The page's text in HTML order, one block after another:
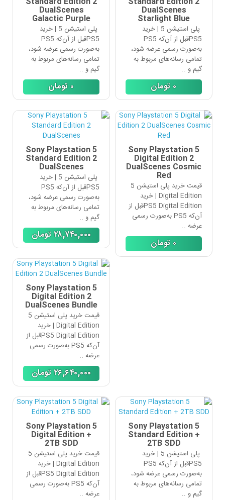
DualScenes
Starlight Blue
پلی استیشن 5 | خرید
PS5قبل از آن‌که PS5
به‌صورت رسمی عرضه شود،
تمامی رسانه‌های مربوط به
گیم و ..
تومان
DualScenes
Galactic Purple
پلی استیشن 5 | خرید
PS5قبل از آن‌که PS5
به‌صورت رسمی عرضه شود،
تمامی رسانه‌های مربوط به
گیم و ..
تومان
Sony Playstation 5
Digital Edition 2
DualScenes Cosmic
Red
قیمت خرید پلی استیشن 5
Digital Edition | خرید
PS5 Digital Editionقبل از
آن‌که PS5 به‌صورت رسمی
عرضه ..
تومان
Sony Playstation 5
Standard Edition 2
DualScenes
پلی استیشن 5 | خرید
PS5قبل از آن‌که PS5
به‌صورت رسمی عرضه شود،
تمامی رسانه‌های مربوط به
گیم و ..
٢٨,٧۴٠,٠٠٠ تومان
Sony Playstation 5
Digital Edition 2
DualScenes Bundle
قیمت خرید پلی استیشن 5
Digital Edition | خرید
PS5 Digital Editionقبل از
آن‌که PS5 به‌صورت رسمی
عرضه ..
٢۶,۶۴٠,٠٠٠ تومان
Sony Playstation 5
Standard Edition +
2TB SDD
پلی استیشن 5 | خرید
PS5قبل از آن‌که PS5
به‌صورت رسمی عرضه شود،
تمامی رسانه‌های مربوط به
گیم و ..
Sony Playstation 5
Digital Edition +
2TB SDD
قیمت خرید پلی استیشن 5
Digital Edition | خرید
PS5 Digital Editionقبل از
آن‌که PS5 به‌صورت رسمی
عرضه ..